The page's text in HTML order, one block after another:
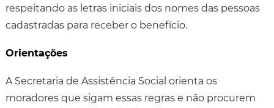
respeitando as letras iniciais dos nomes das pessoas
cadastradas para receber o benefício.
Orientações
A Secretaria de Assistência Social orienta os
moradores que sigam essas regras e não procurem